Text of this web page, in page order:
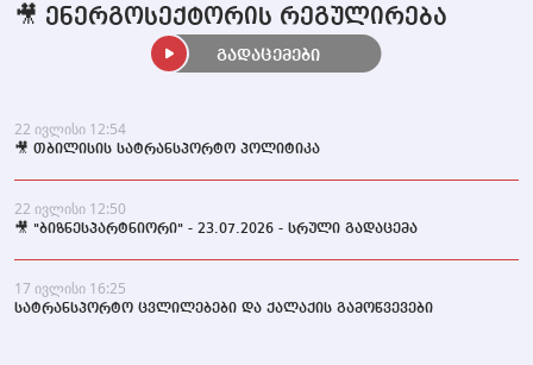
22 ივლისი 12:54
🎥 თბილისის სატრანსპორტო პოლიტიკა
22 ივლისი 12:50
🎥 "ბიზნესპარტნიორი" - 23.07.2026 - სრული გადაცემა
17 ივლისი 16:25
სატრანსპორტო ცვლილებები და ქალაქის გამოწვევები
🎥 ენერგოსექტორის რეგულირება
გადაცემები